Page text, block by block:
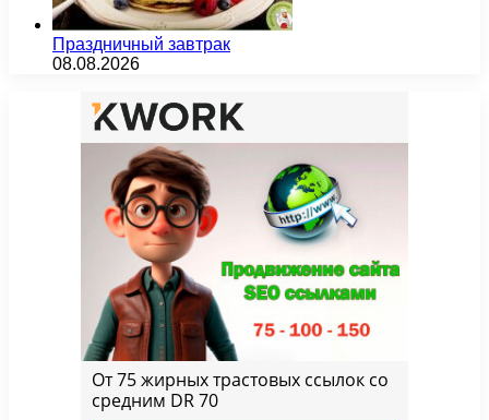
Праздничный завтрак
08.08.2026